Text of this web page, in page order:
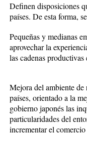
Definen disposiciones
países. De esta forma,
Pequeñas y medianas
aprovechar la
las cadenas
Mejora del ambiente de
países, orientado a la
gobierno japonés las
particularidades del
incrementar el